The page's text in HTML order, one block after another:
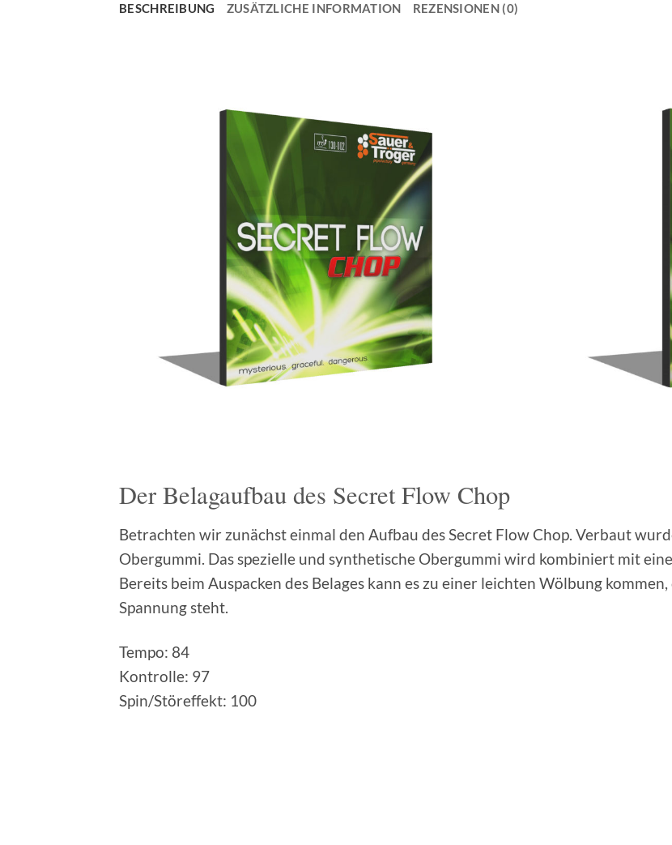
BESCHREIBUNG ZUSÄTZLICHE INFORMATION REZENSIONEN (0)
Der Belagaufbau des Secret Flow Chop
Betrachten wir zunächst einmal den Aufbau des Secret Flow Chop. Verbaut
Obergummi. Das spezielle und synthetische Obergummi wird kombiniert mit
Bereits beim Auspacken des Belages kann es zu einer leichten Wölbung
Spannung steht.
Tempo: 84
Kontrolle: 97
Spin/Störeffekt: 100